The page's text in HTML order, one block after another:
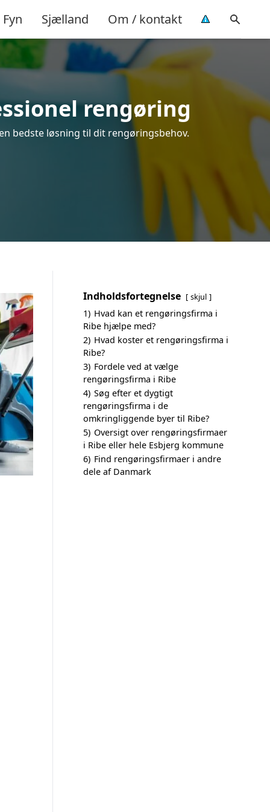
Fyn Sjælland Om / kontakt
rengøring
bedste løsning til dit rengøringsbehov.
Indholdsfortegnelse skjul
1) Hvad kan et rengøringsfirma i
Ribe hjælpe med?
2) Hvad koster et rengøringsfirma i
Ribe?
3) Fordele ved at vælge
rengøringsfirma i Ribe
4) Søg efter et dygtigt
rengøringsfirma i de
omkringliggende byer til Ribe?
5) Oversigt over rengøringsfirmaer
i Ribe eller hele Esbjerg kommune
6) Find rengøringsfirmaer i andre
dele af Danmark